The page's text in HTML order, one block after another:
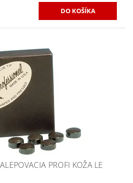
PROFI KOŽA LE